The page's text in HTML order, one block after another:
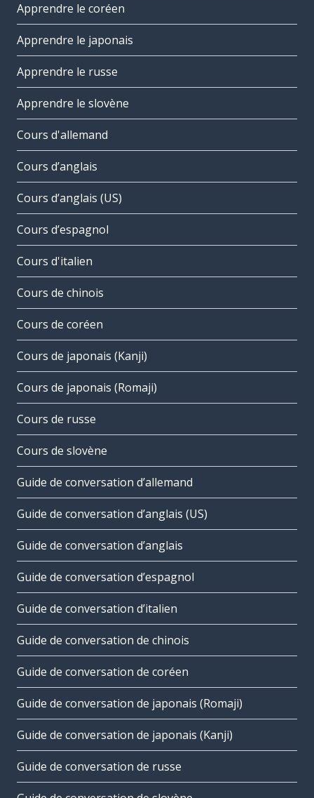
Apprendre le coréen
Apprendre le japonais
Apprendre le russe
Apprendre le slovène
Cours d'allemand
Cours d’anglais
Cours d’anglais (US)
Cours d’espagnol
Cours d'italien
Cours de chinois
Cours de coréen
Cours de japonais (Kanji)
Cours de japonais (Romaji)
Cours de russe
Cours de slovène
Guide de conversation d’allemand
Guide de conversation d’anglais (US)
Guide de conversation d’anglais
Guide de conversation d’espagnol
Guide de conversation d’italien
Guide de conversation de chinois
Guide de conversation de coréen
Guide de conversation de japonais (Romaji)
Guide de conversation de japonais (Kanji)
Guide de conversation de russe